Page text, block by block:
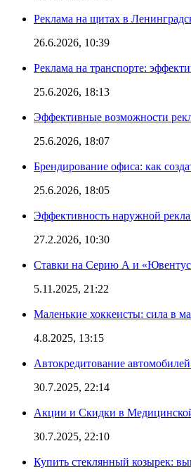
Реклама на щитах в
26.6.2026, 10:39
Реклама на транспорте:
25.6.2026, 18:13
Эффективные возможности
25.6.2026, 18:07
Брендирование офиса: как
25.6.2026, 18:05
Эффективность наружной
27.2.2026, 10:30
Ставки на Серию А и
5.11.2025, 21:22
Маленькие хоккеисты: сила в
4.8.2025, 13:15
Автокредитование
30.7.2025, 22:14
Акции и Скидки в
30.7.2025, 22:10
Купить стеклянный козырек: